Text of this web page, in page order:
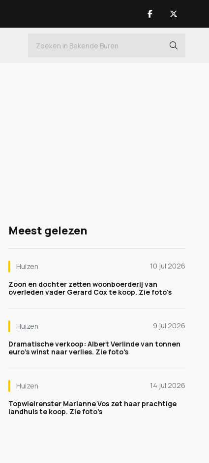
Meest gelezen
Huizen
10 jul 2026
Zoon en dochter zetten woonboerderij van
overleden vader Gerard Cox te koop. Zie foto's
Huizen
9 jul 2026
Dramatische verkoop: Albert Verlinde van tonnen
euro's winst naar verlies. Zie foto's
Huizen
14 jul 2026
Topwielrenster Marianne Vos zet haar prachtige
landhuis te koop. Zie foto's